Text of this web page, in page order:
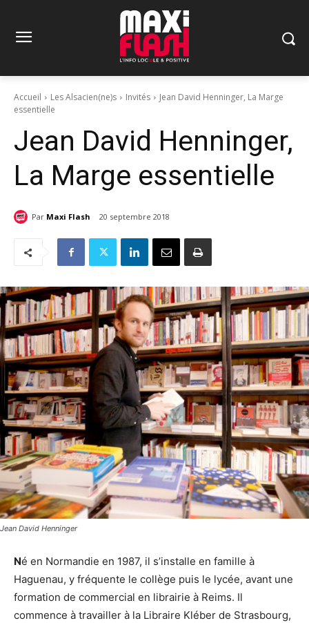
Accueil Les Alsacien(ne)s Invités
Jean David Henninger, La Marge
essentielle
Jean David Henninger,
La Marge essentielle
Par Maxi Flash 20 septembre 2018
Jean David Henninger
Né en Normandie en 1987, il s’installe en famille à
Haguenau, y fréquente le collège puis le lycée, avant une
formation de commercial en librairie à Reims. Il
commence à travailler à la Libraire Kléber de Strasbourg,